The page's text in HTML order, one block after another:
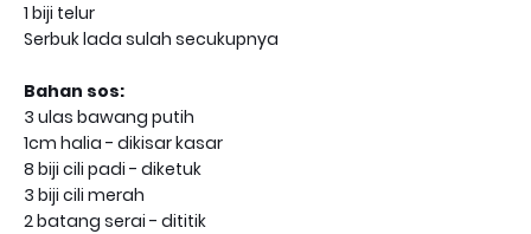
1 biji telur
Serbuk lada sulah secukupnya
Bahan sos:
3 ulas bawang putih
1cm halia - dikisar kasar
8 biji cili padi - diketuk
3 biji cili merah
2 batang serai - dititik